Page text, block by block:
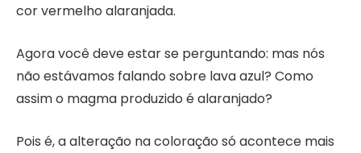
cor vermelho alaranjada.
Agora você deve estar se perguntando: mas nós
não estávamos falando sobre lava azul? Como
assim o magma produzido é alaranjado?
Pois é, a alteração na coloração só acontece mais